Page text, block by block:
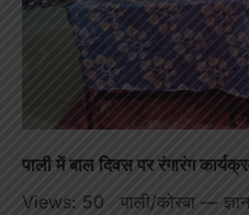
पाली में बाल दिवस पर रंगारंग
Views: 50 पाली/कोरबा —